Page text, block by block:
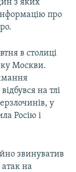
з яких
про
в столиці
Москви.
на тлі
у
Росію і
звинуватив
на